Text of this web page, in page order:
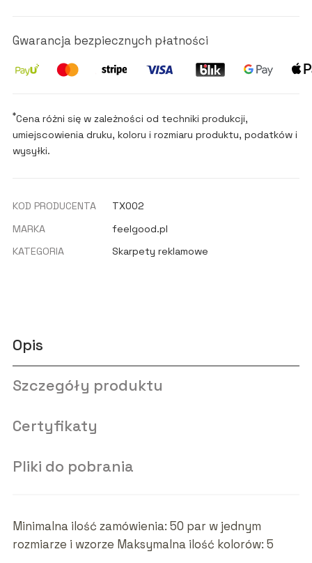
Gwarancja bezpiecznych płatności
*Cena różni się w zależności od techniki produkcji,
umiejscowienia druku, koloru i rozmiaru produktu, podatków i
wysyłki.
KOD PRODUCENTA
TX002
MARKA
feelgood.pl
KATEGORIA
Skarpety reklamowe
Opis
Szczegóły produktu
Certyfikaty
Pliki do pobrania
Minimalna ilość zamówienia: 50 par w jednym
rozmiarze i wzorze Maksymalna ilość kolorów: 5